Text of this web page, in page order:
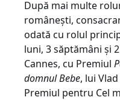
După mai multe
românești,
odată cu rolul
luni, 3 săptămâni și
Cannes, cu Premiul
domnul Bebe, lui
Premiul pentru Cel